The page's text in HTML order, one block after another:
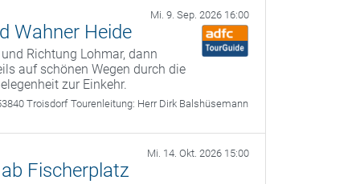
Mi. 9. Sep. 2026 16:00
Wahner Heide
Richtung Lohmar, dann
auf schönen Wegen durch die
zur Einkehr.
Troisdorf Tourenleitung: Herr Dirk Balshüsemann
Mi. 14. Okt. 2026 15:00
Fischerplatz